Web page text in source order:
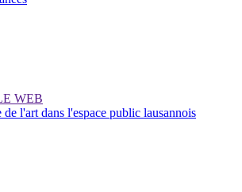
WEB
l'art dans l'espace public lausannois